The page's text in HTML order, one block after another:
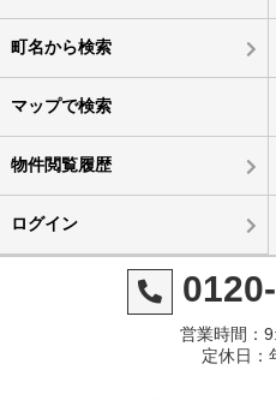
町名から検索
マップで検索
物件閲覧履歴
ログイン
営業時間：
定休日：